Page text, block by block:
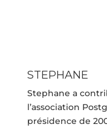
STEPHANE
Stephane a
l’association
présidence de